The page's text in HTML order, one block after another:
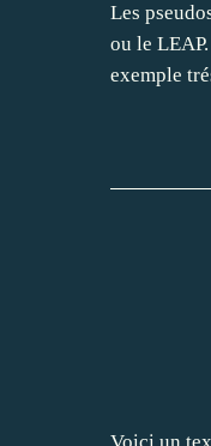
Les
ou le
exemple